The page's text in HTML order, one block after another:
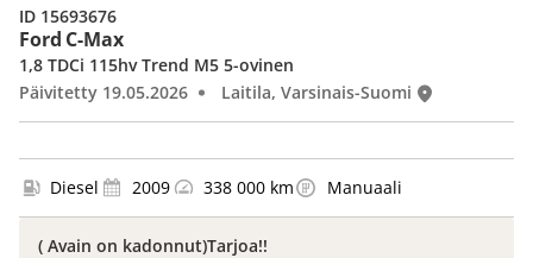
Ford C-Max
1,8 TDCi 115hv Trend M5 5-ovinen
Päivitetty 19.05.2026
Laitila, Varsinais-Suomi
ID 15693676
Diesel 2009 338 000 km Manuaali
( Avain on kadonnut)Tarjoa!!